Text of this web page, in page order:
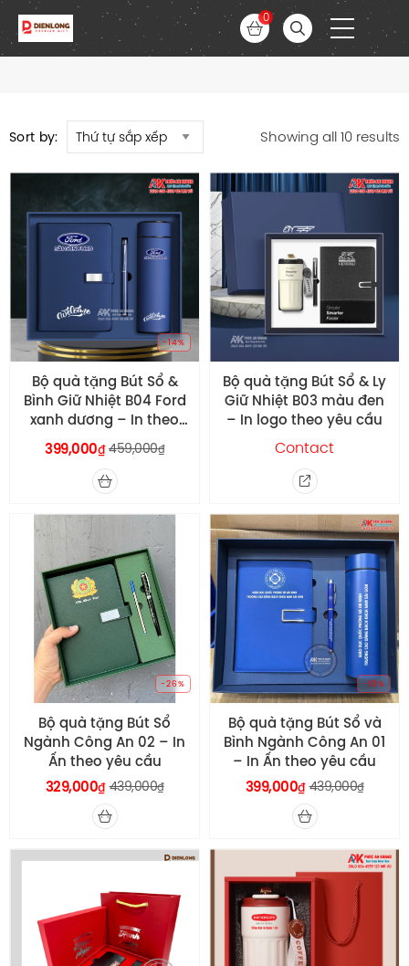
0
Showing all 10 results
Sort by:
Bộ quà tặng Bút Sổ &
Bình Giữ Nhiệt B04 Ford
xanh dương – In theo
yêu cầu459,000₫
399,000₫
-14%
Bộ quà tặng Bút Sổ & Ly
Giữ Nhiệt B03 màu đen
– In logo theo yêu cầu
Contact
Bộ quà tặng Bút Sổ
Ngành Công An 02 – In
Ấn theo yêu cầu
439,000₫
329,000₫
-26%
Bộ quà tặng Bút Sổ và
Bình Ngành Công An 01
– In Ấn theo yêu cầu
439,000₫
399,000₫
-10%